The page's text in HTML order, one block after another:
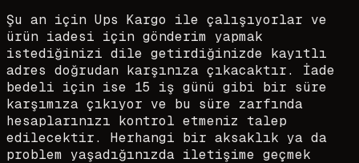
Şu an için Ups Kargo ile çalışıyorlar ve
ürün iadesi için gönderim yapmak
istediğinizi dile getirdiğinizde kayıtlı
adres doğrudan karşınıza çıkacaktır. İade
bedeli için ise 15 iş günü gibi bir süre
karşımıza çıkıyor ve bu süre zarfında
hesaplarınızı kontrol etmeniz talep
edilecektir. Herhangi bir aksaklık ya da
problem yaşadığınızda iletişime geçmek